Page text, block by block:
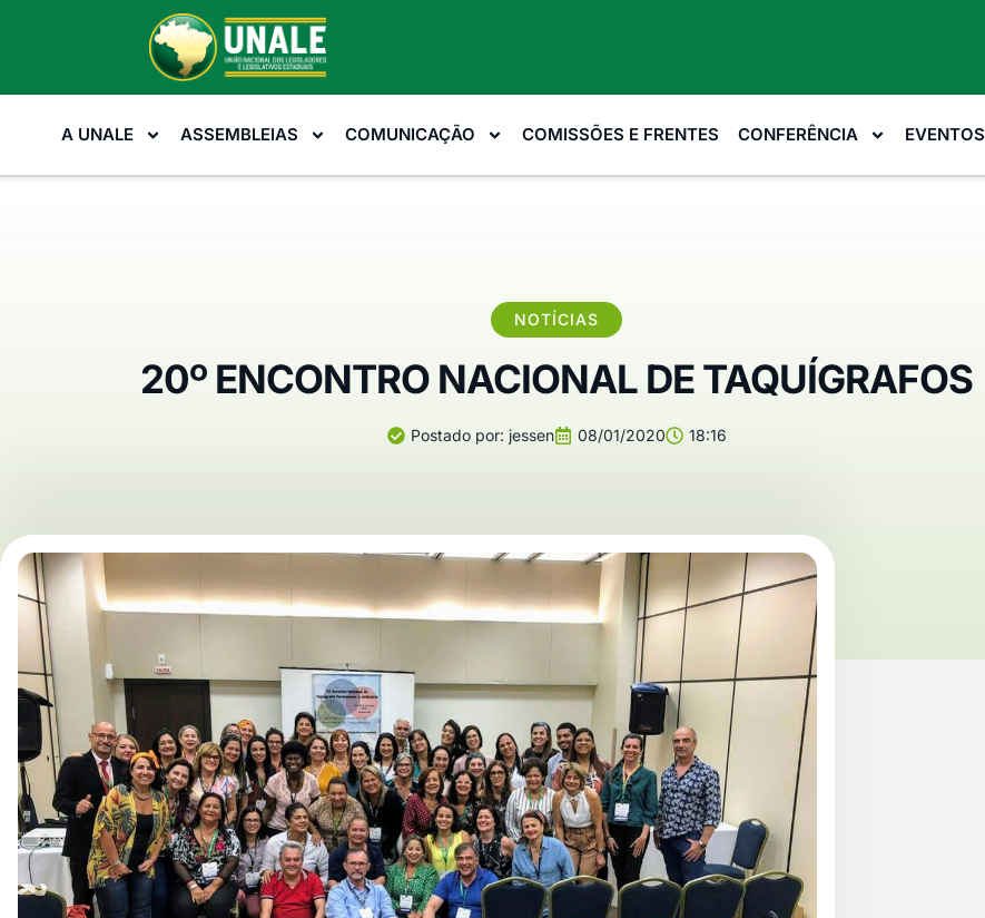
A UNALE ASSEMBLEIAS COMUNICAÇÃO COMISSÕES E FRENTES CONFERÊNCIA EVENTOS
NOTÍCIAS
20º ENCONTRO NACIONAL DE TAQUÍGRAFOS
Postado por: jessen 08/01/2020 18:16